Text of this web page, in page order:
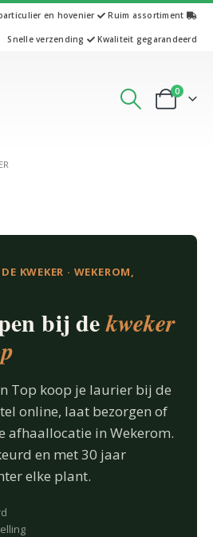
en hovenier Ruim assortiment
Snelle verzending Kwaliteit gegarandeerd
0
KWEKER · WEKEROM,
bij dekweker
Top koop je laurier bij de
online, laat bezorgen of
afhaallocatie in Wekerom.
en met 30 jaar
elke plant.